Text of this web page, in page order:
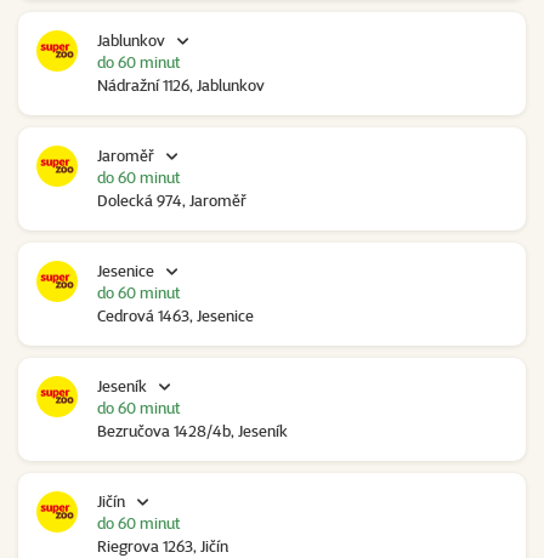
Jablunkov
Nádražní 1126, Jablunkov
do 60 minut
Jaroměř
Dolecká 974, Jaroměř
do 60 minut
Jesenice
Cedrová 1463, Jesenice
do 60 minut
Jeseník
Bezručova 1428/4b, Jeseník
do 60 minut
Jičín
Riegrova 1263, Jičín
do 60 minut